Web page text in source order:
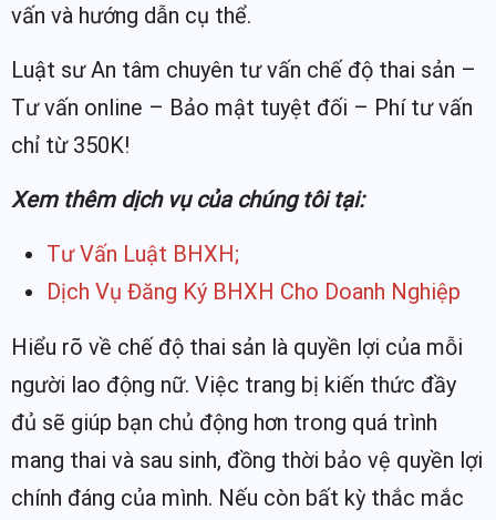
vấn và hướng dẫn cụ thể.
Luật sư An tâm chuyên tư vấn chế độ thai sản –
Tư vấn online – Bảo mật tuyệt đối – Phí tư vấn
chỉ từ 350K!
Xem thêm dịch vụ của chúng tôi tại:
Tư Vấn Luật BHXH;
Dịch Vụ Đăng Ký BHXH Cho Doanh Nghiệp
Hiểu rõ về chế độ thai sản là quyền lợi của mỗi
người lao động nữ. Việc trang bị kiến thức đầy
đủ sẽ giúp bạn chủ động hơn trong quá trình
mang thai và sau sinh, đồng thời bảo vệ quyền lợi
chính đáng của mình. Nếu còn bất kỳ thắc mắc